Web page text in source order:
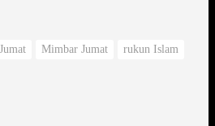
Mimbar Jumat rukun Islam